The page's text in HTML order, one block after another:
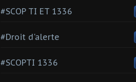
#SCOP TI ET 1336
#Droit d'alerte
#SCOPTI 1336